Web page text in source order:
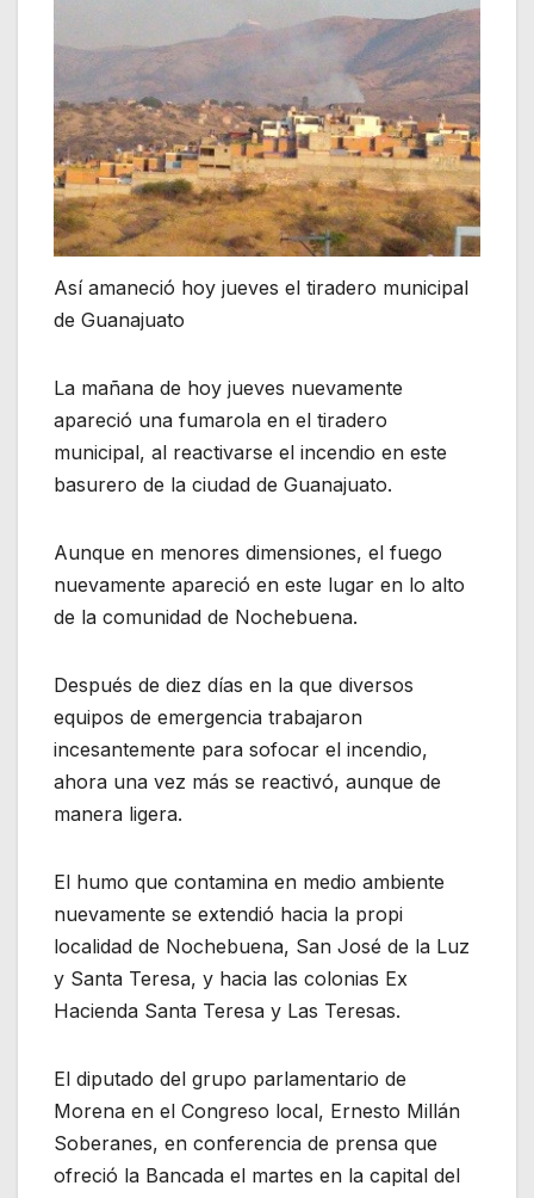
Así amaneció hoy jueves el tiradero municipal
de Guanajuato
La mañana de hoy jueves nuevamente
apareció una fumarola en el tiradero
municipal, al reactivarse el incendio en este
basurero de la ciudad de Guanajuato.
Aunque en menores dimensiones, el fuego
nuevamente apareció en este lugar en lo alto
de la comunidad de Nochebuena.
Después de diez días en la que diversos
equipos de emergencia trabajaron
incesantemente para sofocar el incendio,
ahora una vez más se reactivó, aunque de
manera ligera.
El humo que contamina en medio ambiente
nuevamente se extendió hacia la propi
localidad de Nochebuena, San José de la Luz
y Santa Teresa, y hacia las colonias Ex
Hacienda Santa Teresa y Las Teresas.
El diputado del grupo parlamentario de
Morena en el Congreso local, Ernesto Millán
Soberanes, en conferencia de prensa que
ofreció la Bancada el martes en la capital del